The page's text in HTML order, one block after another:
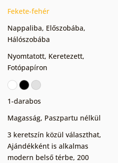
Fekete-fehér
Nappaliba, Előszobába,
Hálószobába
Nyomtatott, Keretezett,
Fotópapíron
1-darabos
Magasság, Paszpartu nélkül
3 keretszín közül választhat,
Ajándékként is alkalmas
modern belső térbe, 200